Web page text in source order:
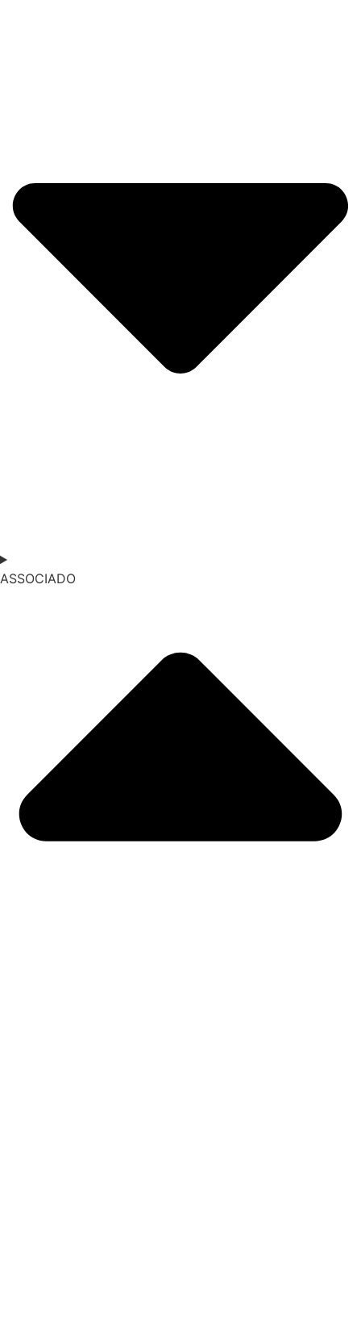
ASSOCIADO